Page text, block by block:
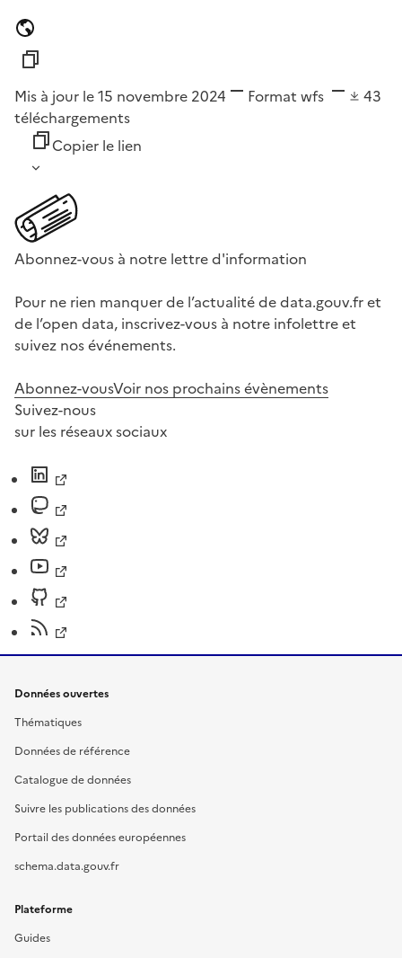
Mis à jour le 15 novembre 2024 Format wfs
43
téléchargements
Copier le lien
Abonnez-vous à notre lettre d'information
Pour ne rien manquer de l’actualité de data.gouv.fr et
de l’open data, inscrivez-vous à notre infolettre et
suivez nos événements.
Abonnez-vousVoir nos prochains évènements
Suivez-nous
sur les réseaux sociaux
Données ouvertes
Thématiques
Données de référence
Catalogue de données
Suivre les publications des données
Portail des données européennes
schema.data.gouv.fr
Plateforme
Guides